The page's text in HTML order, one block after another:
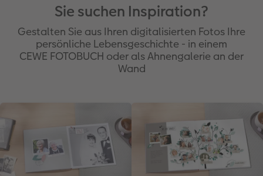
Sie suchen Inspiration?
Gestalten Sie aus Ihren digitalisierten Fotos Ihre
persönliche Lebensgeschichte - in einem
CEWE FOTOBUCH oder als Ahnengalerie an der
Wand